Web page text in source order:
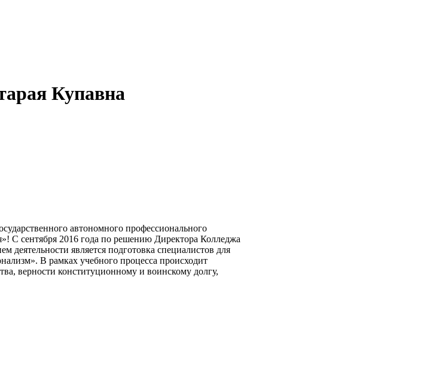
Купавна
автономного профессионального
С сентября 2016 года по решению Директора Колледжа
является подготовка специалистов для
В рамках учебного процесса происходит
верности конституционному и воинскому долгу,